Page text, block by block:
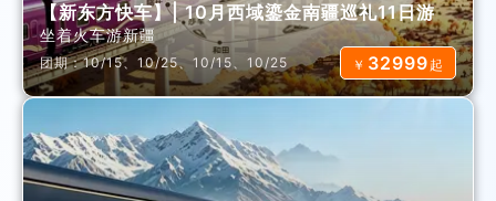
【新东方快车】| 10月西域鎏金南疆巡礼11日游
坐着火车游新疆
团期：10/15、10/25、10/15、10/25 ￥ 32999 起